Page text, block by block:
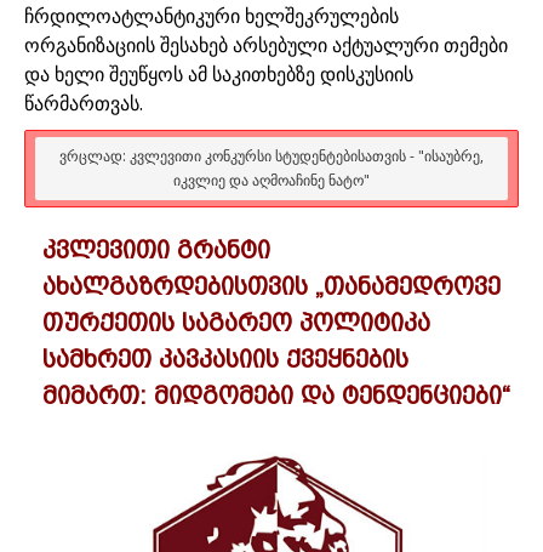
ჩრდილოატლანტიკური ხელშეკრულების
ორგანიზაციის შესახებ არსებული აქტუალური თემები
და ხელი შეუწყოს ამ საკითხებზე დისკუსიის
წარმართვას.
ᲕᲠᲪᲚᲐᲓ: ᲙᲕᲚᲔᲕᲘᲗᲘ ᲙᲝᲜᲙᲣᲠᲡᲘ ᲡᲢᲣᲓᲔᲜᲢᲔᲑᲘᲡᲐᲗᲕᲘᲡ - "ᲘᲡᲐᲣᲑᲠᲔ,
ᲘᲙᲕᲚᲘᲔ ᲓᲐ ᲐᲦᲛᲝᲐᲩᲘᲜᲔ ᲜᲐᲢᲝ"
კვლევითი გრანტი
ახალგაზრდებისთვის „თანამედროვე
თურქეთის საგარეო პოლიტიკა
სამხრეთ კავკასიის ქვეყნების
მიმართ: მიდგომები და ტენდენციები“